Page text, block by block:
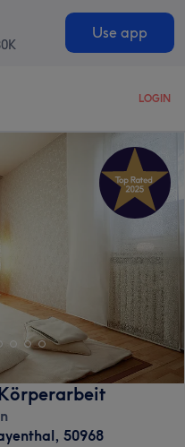
Use app
LOGIN
, 50968